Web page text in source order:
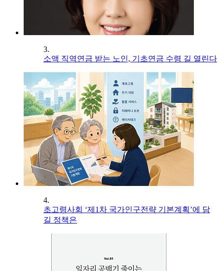
3.
소액 직역연금 받는 노인, 기초연금 수령 길 열린다
4.
초고령사회 ‘제1차 국가인구전략 기본계획’에 담
길 정책은